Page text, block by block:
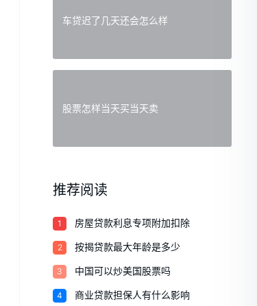
车贷迟了几天还会怎么样
股票怎样当天买当天卖
推荐阅读
1 房屋贷款利息专项附加扣除
2 按揭贷款最大年龄是多少
3 中国可以炒美国股票吗
4 商业贷款担保人有什么影响